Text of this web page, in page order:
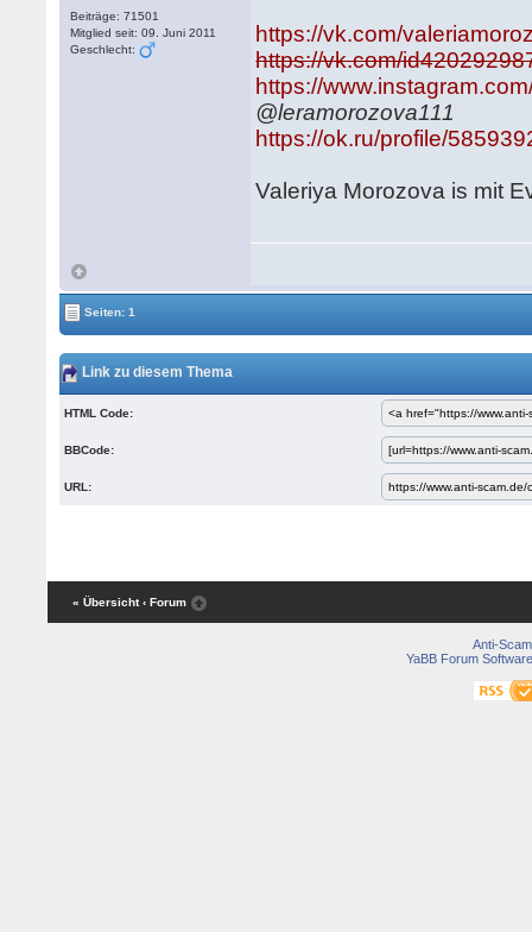
Beiträge: 71501
Mitglied seit: 09. Juni 2011
Geschlecht:
https://vk.com/
https://vk.com/
https://
@leramorozova111
https://ok.ru/profile/
Valeriya Morozova is mit
Seiten: 1
Link zu diesem Thema
HTML Code:
BBCode:
URL:
« Übersicht ‹ Forum
Anti-Scam
YaBB Forum Software